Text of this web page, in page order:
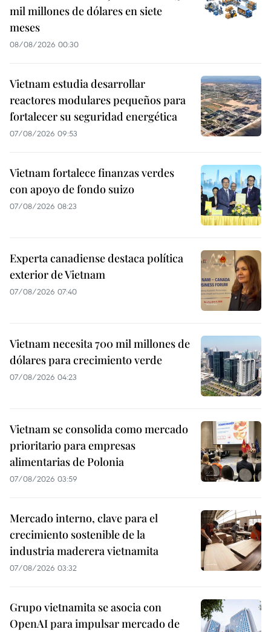
mil millones de dólares en siete
meses
08/08/2026 00:30
Vietnam estudia desarrollar
reactores modulares pequeños para
fortalecer su seguridad energética
07/08/2026 09:53
Vietnam fortalece finanzas verdes
con apoyo de fondo suizo
07/08/2026 08:23
Experta canadiense destaca política
exterior de Vietnam
07/08/2026 07:40
Vietnam necesita 700 mil millones de
dólares para crecimiento verde
07/08/2026 04:23
Vietnam se consolida como mercado
prioritario para empresas
alimentarias de Polonia
07/08/2026 03:59
Mercado interno, clave para el
crecimiento sostenible de la
industria maderera vietnamita
07/08/2026 03:32
Grupo vietnamita se asocia con
OpenAI para impulsar mercado de